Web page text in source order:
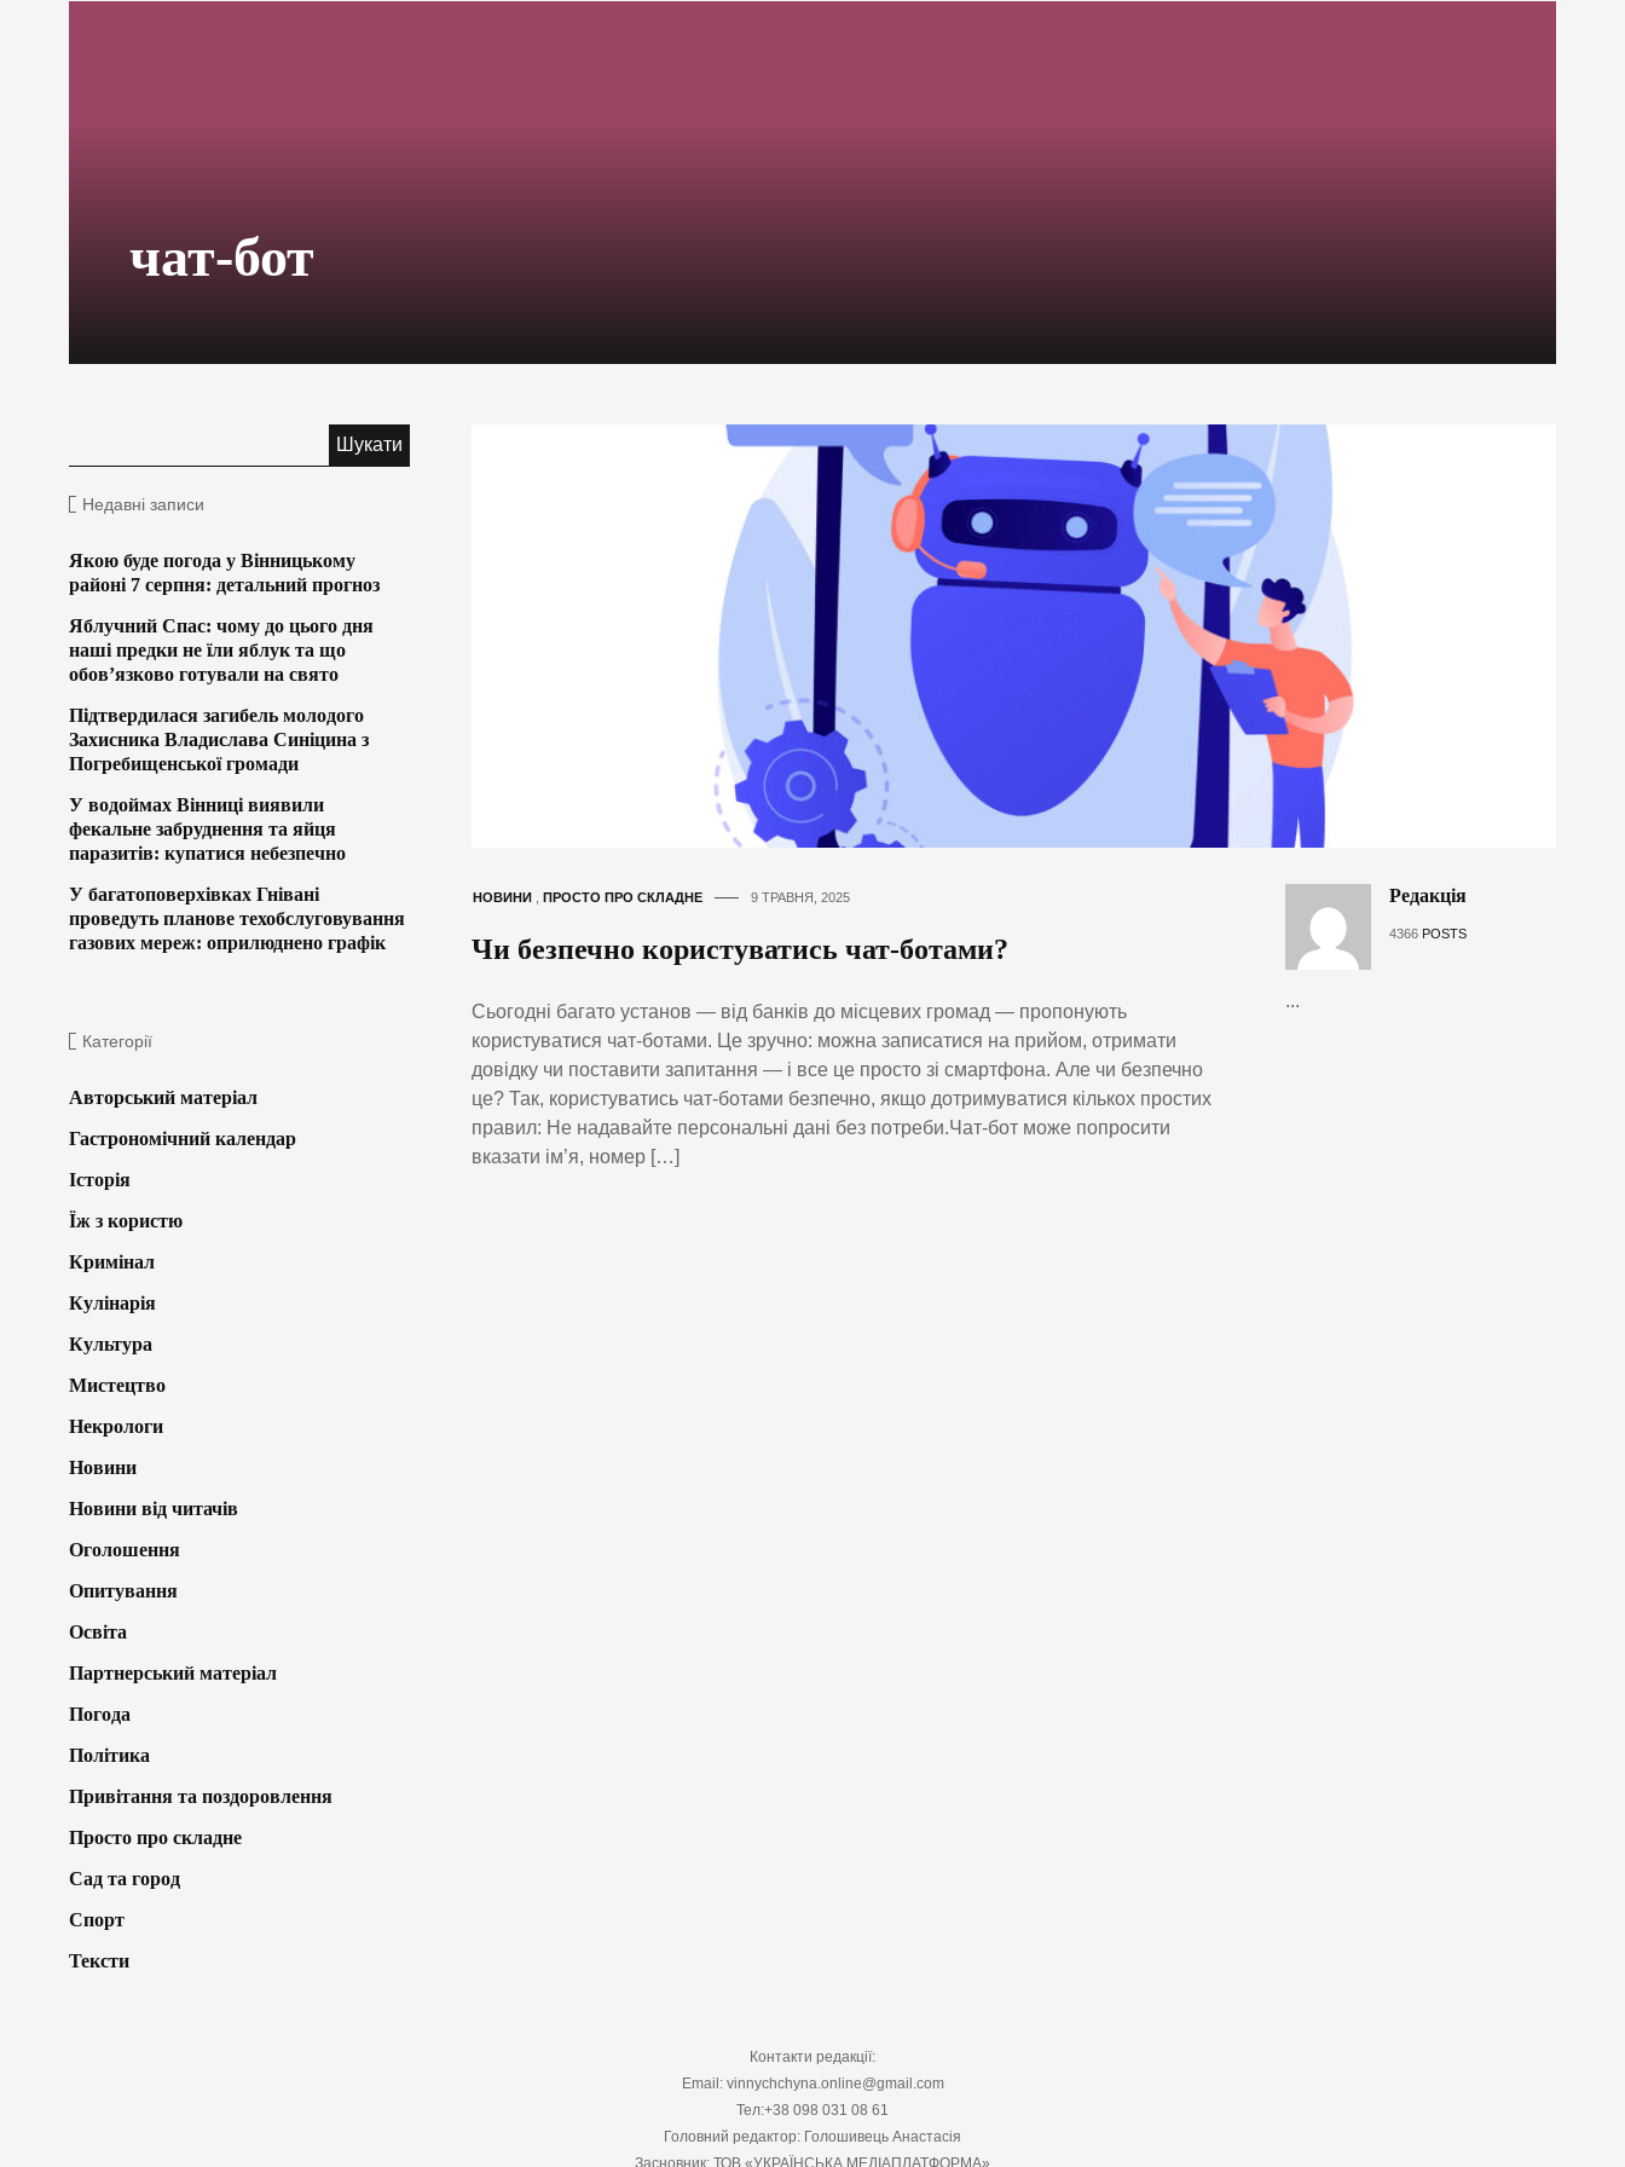
чат-бот
НОВИНИ, ПРОСТО ПРО СКЛАДНЕ 9 ТРАВНЯ, 2025
Чи безпечно користуватись чат-ботами?
Сьогодні багато установ — від банків до місцевих громад — пропонують
користуватися чат-ботами. Це зручно: можна записатися на прийом, отримати
довідку чи поставити запитання — і все це просто зі смартфона. Але чи безпечно
це? Так, користуватись чат-ботами безпечно, якщо дотримуватися кількох простих
правил: Не надавайте персональні дані без потреби.Чат-бот може попросити
вказати ім’я, номер […]
Редакція
4366 POSTS
...
Недавні записи
Якою буде погода у Вінницькому
районі 7 серпня: детальний прогноз
Яблучний Спас: чому до цього дня
наші предки не їли яблук та що
обов’язково готували на свято
Підтвердилася загибель молодого
Захисника Владислава Синіцина з
Погребищенської громади
У водоймах Вінниці виявили
фекальне забруднення та яйця
паразитів: купатися небезпечно
У багатоповерхівках Гнівані
проведуть планове техобслуговування
газових мереж: оприлюднено графік
Категорії
Авторський матеріал
Гастрономічний календар
Історія
Їж з користю
Кримінал
Кулінарія
Культура
Мистецтво
Некрологи
Новини
Новини від читачів
Оголошення
Опитування
Освіта
Партнерський матеріал
Погода
Політика
Привітання та поздоровлення
Просто про складне
Сад та город
Спорт
Тексти
Контакти редакції:
Email: vinnychchyna.online@gmail.com
Тел:+38 098 031 08 61
Головний редактор: Голошивець Анастасія
Засновник: ТОВ «УКРАЇНСЬКА МЕДІАПЛАТФОРМА»